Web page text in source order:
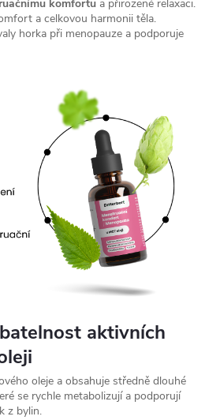
komfortu a přirozené relaxaci.
a celkovou harmonii těla.
horka při menopauze a podporuje
aktivních
oleje a obsahuje středně dlouhé
se rychle metabolizují a podporují
z bylin.